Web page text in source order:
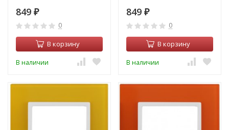
849 ₽
0
В корзину
В наличии
849 ₽
0
В корзину
В наличии